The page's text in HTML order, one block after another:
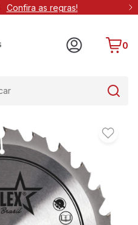
Confira as regras!
0